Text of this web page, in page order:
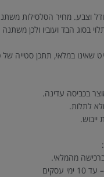
וצבע. מחיר הסלסילות
בסוג הבד ועוביו ולכן
במלאי, תתכן סטייה של כ 1 ס"מ לכל
בכביסה עדינה.
לתלות.
ייבוש.
עסקים